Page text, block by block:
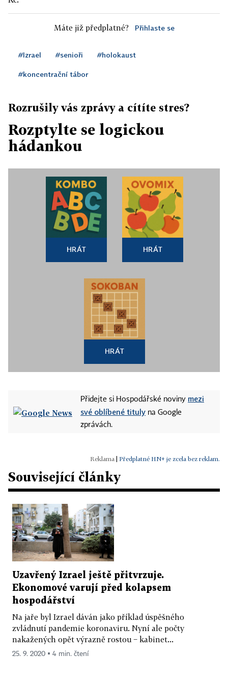
Máte již předplatné? Přihlaste se
#Izrael #senioři #holokaust
#koncentrační tábor
Rozrušily vás zprávy a cítíte stres?
Rozptylte se logickou
hádankou
HRÁT HRÁT
HRÁT
Přidejte si Hospodářské noviny mezi
své oblíbené tituly na Google
zprávách.
Předplatné HN+ je zcela bez reklam.
Související články
Uzavřený Izrael ještě přitvrzuje.
Ekonomové varují před kolapsem
hospodářství
Na jaře byl Izrael dáván jako příklad úspěšného
zvládnutí pandemie koronaviru. Nyní ale počty
nakažených opět výrazně rostou − kabinet...
25. 9. 2020 ▪ 4 min. čtení